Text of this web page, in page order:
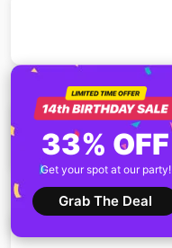
33% OFF
Get your spot at our party!
Grab The Deal